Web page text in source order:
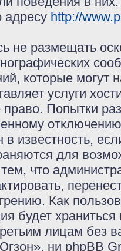
адресу http://
не размещать
которые могут
услуги
Попытки
в известность,
для
тем, что
Как
будет
лицам без
ни phpBB